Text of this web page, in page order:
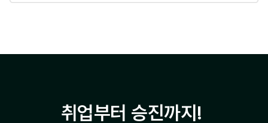
취업부터 승진까지!